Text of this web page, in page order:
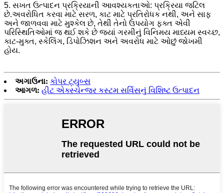
5. સખત ઉત્પાદન પ્રક્રિયાની આવશ્યકતાઓ: પ્રક્રિયા જટિલ
છે.અવરોધિત કરવા માટે સરળ, કાટ માટે પ્રતિરોધક નથી, અને સાફ
અને જાળવવા માટે મુશ્કેલ છે, તેથી તેનો ઉપયોગ ફક્ત એવી
પરિસ્થિતિઓમાં જ થઈ શકે છે જ્યાં ગરમીનું વિનિમય માધ્યમ સ્વચ્છ,
કાટ-મુક્ત, સ્કેલિંગ, ડિપોઝિશન અને અવરોધ માટે ઓછું જોખમી
હોય.
અગાઉના: કોપર ટ્યુબ્સ
આગળ: હીટ એક્સ્ચેન્જર કસ્ટમ સર્વિસનું વિશિષ્ટ ઉત્પાદન